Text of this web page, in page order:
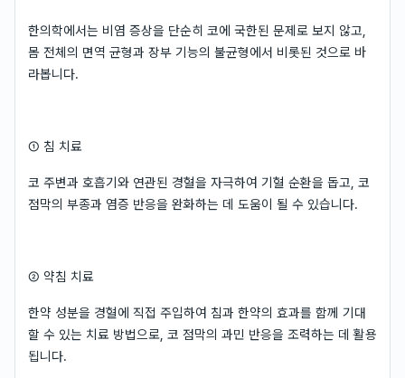
한의학에서는 비염 증상을 단순히 코에 국한된 문제로 보지 않고,
몸 전체의 면역 균형과 장부 기능의 불균형에서 비롯된 것으로 바
라봅니다.
① 침 치료
코 주변과 호흡기와 연관된 경혈을 자극하여 기혈 순환을 돕고, 코
점막의 부종과 염증 반응을 완화하는 데 도움이 될 수 있습니다.
② 약침 치료
한약 성분을 경혈에 직접 주입하여 침과 한약의 효과를 함께 기대
할 수 있는 치료 방법으로, 코 점막의 과민 반응을 조력하는 데 활용
됩니다.